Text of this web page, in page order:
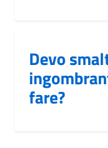
Devo
fare?